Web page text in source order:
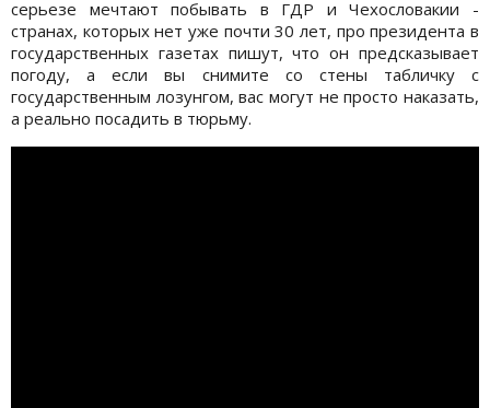
серьезе мечтают побывать в ГДР и Чехословакии -
странах, которых нет уже почти 30 лет, про президента в
государственных газетах пишут, что он предсказывает
погоду, а если вы снимите со стены табличку с
государственным лозунгом, вас могут не просто наказать,
а реально посадить в тюрьму.